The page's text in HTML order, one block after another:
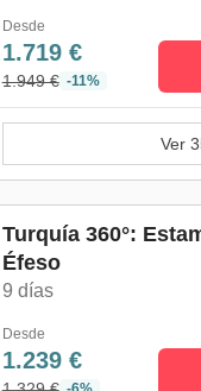
Desde
1.719 €
1.949 € -11%
Ver
Turquía 360°:
Éfeso
9 días
Desde
1.239 €